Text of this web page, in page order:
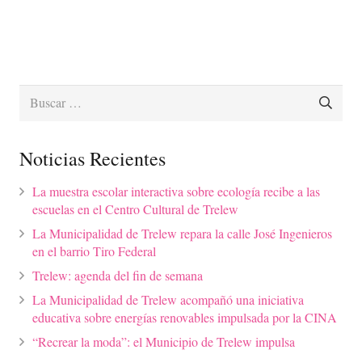
Buscar:
Noticias Recientes
La muestra escolar interactiva sobre ecología recibe a las
escuelas en el Centro Cultural de Trelew
La Municipalidad de Trelew repara la calle José Ingenieros
en el barrio Tiro Federal
Trelew: agenda del fin de semana
La Municipalidad de Trelew acompañó una iniciativa
educativa sobre energías renovables impulsada por la CINA
“Recrear la moda”: el Municipio de Trelew impulsa